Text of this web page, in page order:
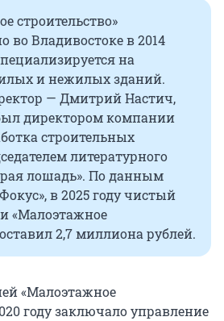
строительство»
во Владивостоке в 2014
на
и нежилых зданий.
— Дмитрий Настич,
директором компании
строительных
литературного
лошадь». По данным
в 2025 году чистый
«Малоэтажное
2,7 миллиона рублей.
«Малоэтажное
году заключало управление